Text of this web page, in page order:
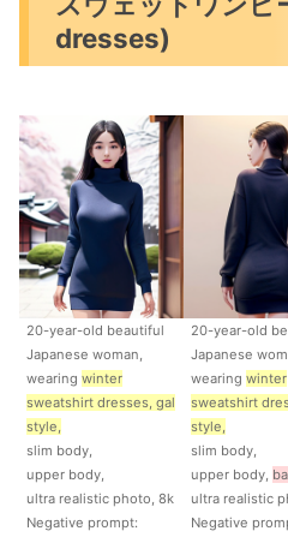
dresses)
20-year-old beautiful
Japanese woman,
wearing winter
sweatshirt dresses, gal
style,
slim body,
upper body,
ultra realistic photo, 8k
Negative prompt:
20-year-old
Japanese
wearingwinter
sweatshirt
style,
slim body,
upper body,
ultra realistic
Negative